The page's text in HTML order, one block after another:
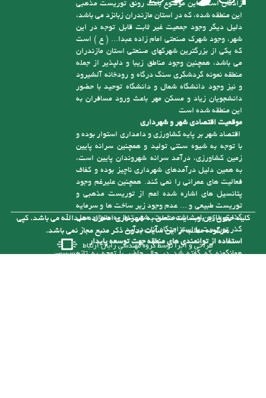
می باشد، همچنین وجود مناطق زیبا و دلپذیر از جمله
منطقه نمونه گردشگری سنگ درگاه و رودخانه آلشیرود
و نیز وجود دانشگاه شمال و دانشگاه توحید با حضور
دانشجویان زیاد و مسکن مهر باعث ورود مسافران به
موقعیت اقتصادی شهر و شهرداری
اقتصاد شهر بر پایه کشاورزی و دامداری استوار بوده و
با توجه به شیوه سنتی تولید و همچنین سرانه پایین
به همین دلیل درآمدهای شهرداری ناچیز بوده و کفاف
فعالیت های عمرانی را نمی کند. همچنین علیرغم وجود
پتانسیل های اشاره شده اعم از توریست مذهبی و
توریست طبیعی و ... عدم وجود زیر ساخت ها و سرمایه
گذاری لازم باعث شده است، شهر تنها به عنوان محل
گذر توریست یا استراحتگاه آنان درآید
استفاده از توانمندی های منطقه جهت توسعه پایدار
همانگونه که گفته شد در حال حاضر با توجه به تازه
تأسیس بودن شهرداری و از درآمد کافی برای رسیدگی
به مشکلات موجود در شهر برخوردار نیست، ولی با توجه
به توانمندی هایی که در شهر وجود دارد می توان با
سرمایه گذاری های لازم به درآمدهای پایدار برای حل
کلیه حقوق این وبسایت متعلق به شهرداری امامزاده عبدالله می باشد. کپی
هرگونه مطلب از این سایت بدون ذکر منبع مجاز نمی باشد.
طراحی و اجرا توسطگروه مهندسی رایان ارتباط